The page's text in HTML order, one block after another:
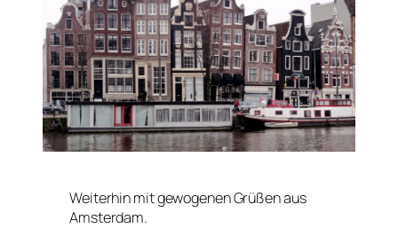
Weiterhin mit gewogenen Grüßen aus
Amsterdam.